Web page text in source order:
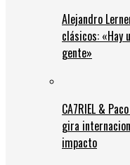
Alejandro
clásicos: «Hay
gente»
CA7RIEL &
gira
impacto